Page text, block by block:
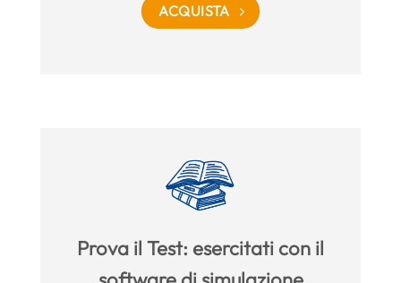
ACQUISTA
Prova il Test: esercitati con il